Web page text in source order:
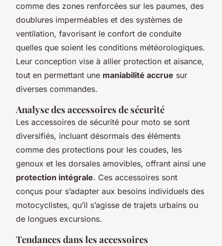
comme des zones renforcées sur les paumes, des
doublures imperméables et des systèmes de
ventilation, favorisant le confort de conduite
quelles que soient les conditions météorologiques.
Leur conception vise à allier protection et aisance,
tout en permettant une maniabilité accrue sur
diverses commandes.
Analyse des accessoires de sécurité
Les accessoires de sécurité pour moto se sont
diversifiés, incluant désormais des éléments
comme des protections pour les coudes, les
genoux et les dorsales amovibles, offrant ainsi une
protection intégrale. Ces accessoires sont
conçus pour s’adapter aux besoins individuels des
motocyclistes, qu’il s’agisse de trajets urbains ou
de longues excursions.
Tendances dans les accessoires